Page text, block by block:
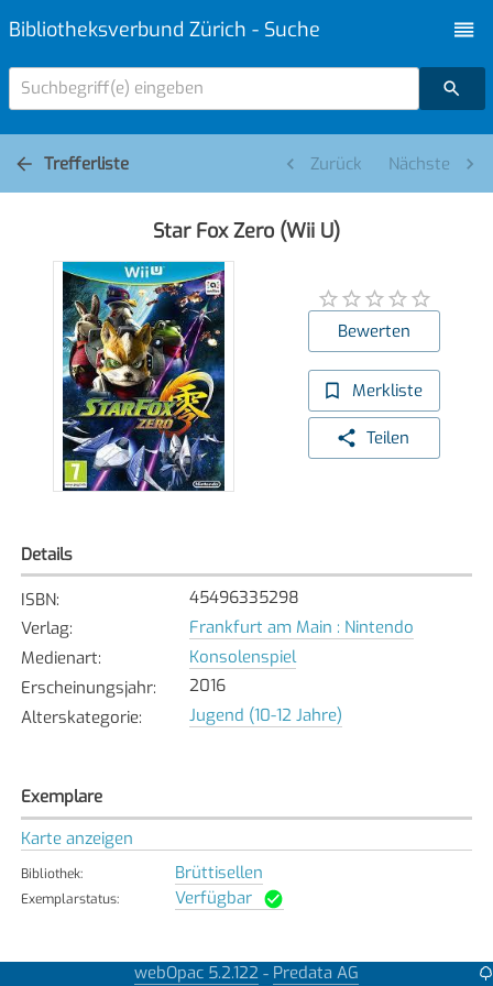
Bibliotheksverbund Zürich - Suche
Suchbegriff(e) eingeben
Trefferliste Zurück Nächste
Star Fox Zero (Wii U)
Bewerten
Merkliste
Teilen
Details
ISBN:
45496335298
Verlag:
Frankfurt am Main : Nintendo
Medienart:
Konsolenspiel
Erscheinungsjahr:
2016
Alterskategorie: Jugend (10-12 Jahre)
Exemplare
Karte anzeigen
Bibliothek: Brüttisellen
Exemplarstatus: Verfügbar
webOpac 5.2.122 - Predata AG